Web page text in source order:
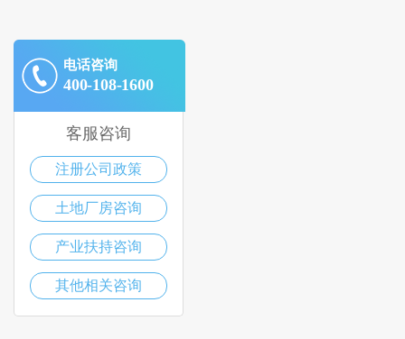
电话咨询
400-108-1600
客服咨询
注册公司政策
土地厂房咨询
产业扶持咨询
其他相关咨询